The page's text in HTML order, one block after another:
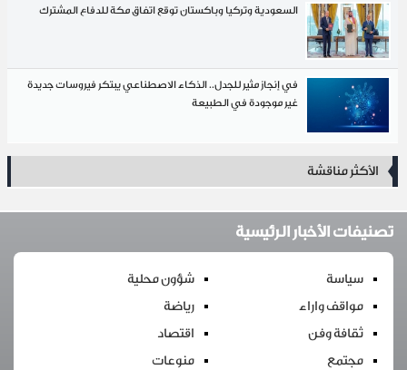
السعودية وتركيا وباكستان توقع اتفاق مكة للدفاع المشترك
في إنجاز مثير للجدل.. الذكاء الاصطناعي يبتكر فيروسات جديدة
غير موجودة في الطبيعة
الأكثر مناقشة
تصنيفات الأخبار الرئيسية
سياسة
شؤون محلية
مواقف واراء
رياضة
ثقافة وفن
اقتصاد
مجتمع
منوعات